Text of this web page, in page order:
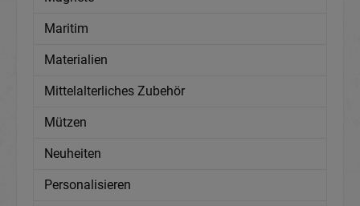
Maritim
Materialien
Mittelalterliches Zubehör
Mützen
Neuheiten
Personalisieren